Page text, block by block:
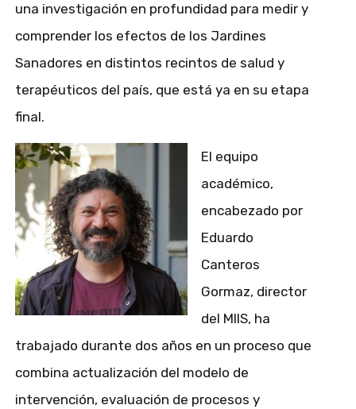
una investigación en profundidad para medir y
comprender los efectos de los Jardines
Sanadores en distintos recintos de salud y
terapéuticos del país, que está ya en su etapa
final.
El equipo
académico,
encabezado por
Eduardo
Canteros
Gormaz, director
del MIIS, ha
trabajado durante dos años en un proceso que
combina actualización del modelo de
intervención, evaluación de procesos y